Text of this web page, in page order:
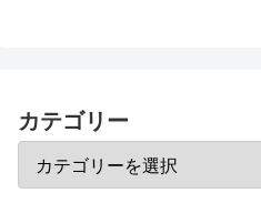
カテゴリー